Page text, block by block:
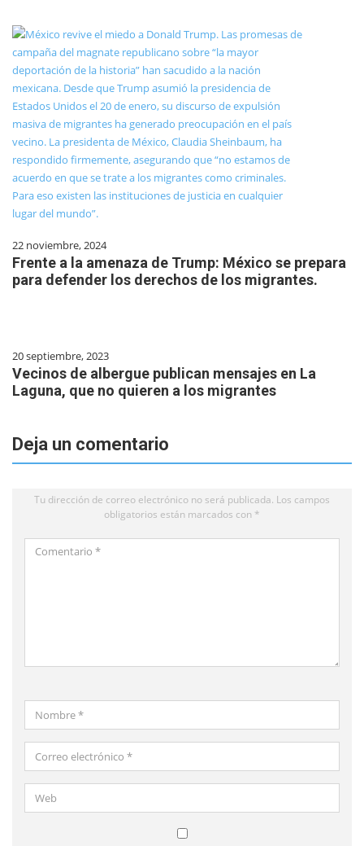
22 noviembre, 2024
Frente a la amenaza de Trump: México se prepara
para defender los derechos de los migrantes.
20 septiembre, 2023
Vecinos de albergue publican mensajes en La
Laguna, que no quieren a los migrantes
Deja un comentario
Tu dirección de correo electrónico no será publicada. Los campos
obligatorios están marcados con *
Comentario
Nombre
*
Correo
electrónico
*Web